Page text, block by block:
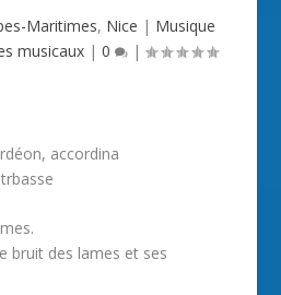
Maritimes, Nice | Musique
musicaux| 0 |
accordina
bruit des lames et ses